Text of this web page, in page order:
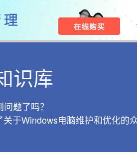
识库
题了吗？
于Windows电脑维护和优化的